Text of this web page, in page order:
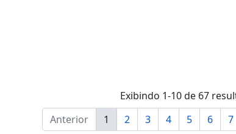
Exibindo 1-10 de 67
Anterior
1 2 3 4 5 6 7